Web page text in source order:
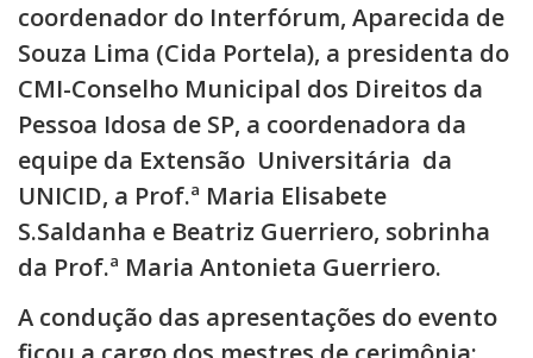
coordenador do Interfórum, Aparecida de
Souza Lima (Cida Portela), a presidenta do
CMI-Conselho Municipal dos Direitos da
Pessoa Idosa de SP, a coordenadora da
equipe da Extensão Universitária da
UNICID, a Prof.ª Maria Elisabete
S.Saldanha e Beatriz Guerriero, sobrinha
da Prof.ª Maria Antonieta Guerriero.
A condução das apresentações do evento